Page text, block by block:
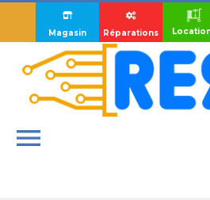
Magasin Réparations
